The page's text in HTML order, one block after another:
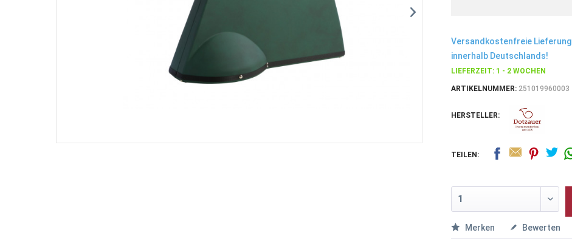
Versandkostenfreie Lieferung
innerhalb Deutschlands!
LIEFERZEIT: 1 - 2 WOCHEN
ARTIKELNUMMER: 251019960003
HERSTELLER:
TEILEN:
Merken Bewerten